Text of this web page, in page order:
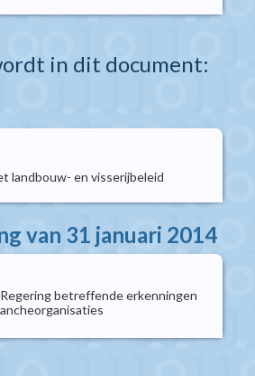
in dit document:
landbouw- en visserijbeleid
van 31 januari 2014
betreffende erkenningen